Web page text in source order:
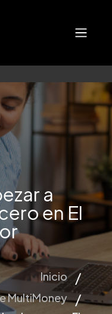
a
en El
Inicio
MultiMoney